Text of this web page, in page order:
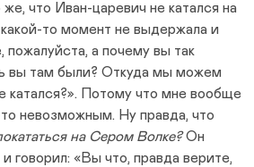
что Иван-царевич не катался на
то момент не выдержала и
пожалуйста, а почему вы так
вы там были? Откуда мы можем
катался?». Потому что мне вообще
невозможным. Ну правда, что
на Сером Волке?Он
говорил: «Вы что, правда верите,